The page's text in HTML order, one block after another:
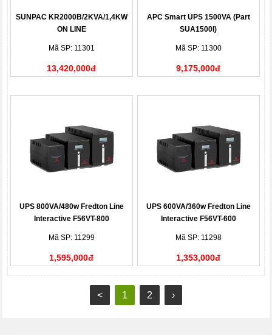
SUNPAC KR2000B/2KVA/1,4KW
ON LINE
Mã SP: 11301
13,420,000đ
APC Smart UPS 1500VA (Part
SUA1500I)
Mã SP: 11300
9,175,000đ
UPS 800VA/480w Fredton Line
Interactive F56VT-800
Mã SP: 11299
1,595,000đ
UPS 600VA/360w Fredton Line
Interactive F56VT-600
Mã SP: 11298
1,353,000đ
< 1 2 ›